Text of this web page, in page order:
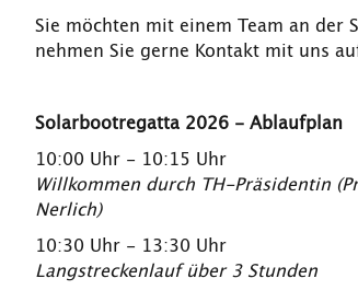
Sie möchten mit einem Team an der
nehmen Sie gerne Kontakt mit uns
Solarbootregatta 2026 - Ablaufplan
10:00 Uhr - 10:15 Uhr
Willkommen durch TH-Präsidentin
Nerlich)
10:30 Uhr - 13:30 Uhr
Langstreckenlauf über 3 Stunden